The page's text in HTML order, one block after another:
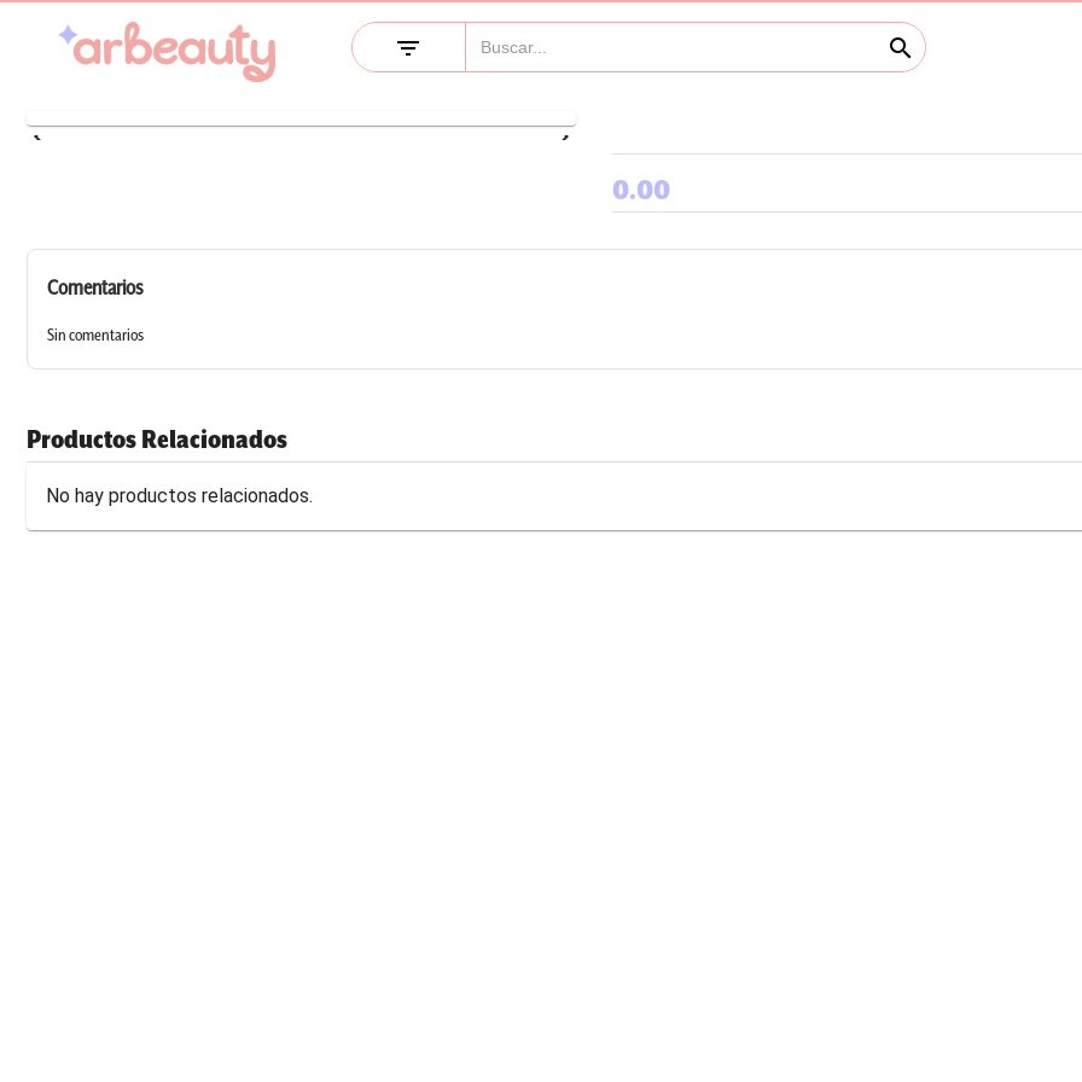
filter_list search
keyboard_arrow_left keyboard_arrow_right
0.00
Comentarios
Sin comentarios
Productos Relacionados
No hay productos relacionados.